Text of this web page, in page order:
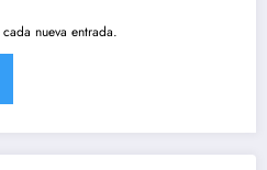
nueva entrada.